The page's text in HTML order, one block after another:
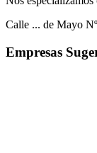
Calle ... de Mayo
Empresas